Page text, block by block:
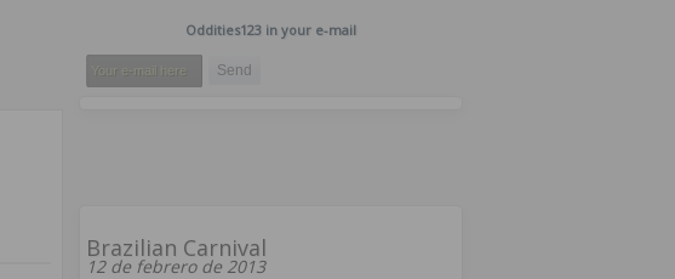
Oddities123 in your e-mail
Brazilian Carnival
12 de febrero de 2013